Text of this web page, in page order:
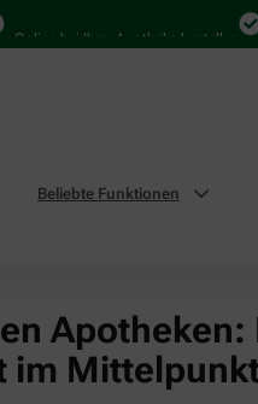
Online bei Ihrer Apotheke bestellen
Beliebte Funktionen
im